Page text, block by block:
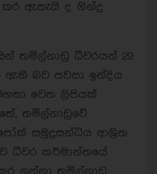
කර ඇතැයි ද හින්දු
තමිල්නාඩු ධීවරයන් 29
ඇති බව පවසා ඉන්දිය
වෙත ලිපියක්
තමිල්නාඩුවේ
සමුද්‍රසන්ධිය ආශ්‍රිත
ධීවර කර්මාන්තයේ
ගන්නා තමිල්නාඩු